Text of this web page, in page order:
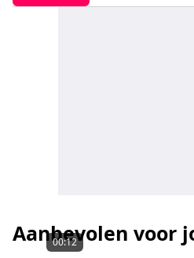
Aanbevolen voor
00:12